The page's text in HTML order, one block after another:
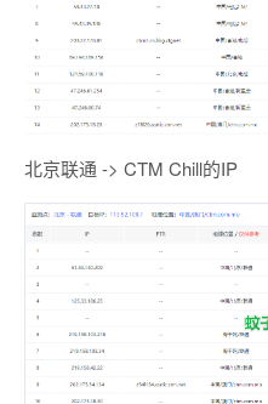
北京联通 -> CTM Chill的IP